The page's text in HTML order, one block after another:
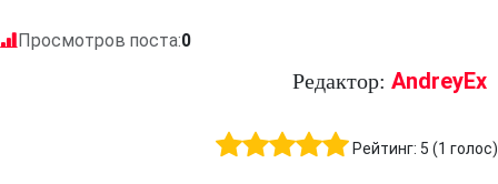
Просмотров поста:0
Редактор: AndreyEx
Рейтинг: 5 (1 голос)